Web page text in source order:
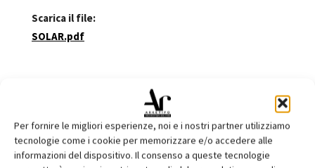
Per fornire le migliori esperienze, noi e i nostri partner utilizziamo
tecnologie come i cookie per memorizzare e/o accedere alle
informazioni del dispositivo. Il consenso a queste tecnologie
Scarica il file:
SOLAR.pdf
Scarica il file:
BS100-30-20.pdf